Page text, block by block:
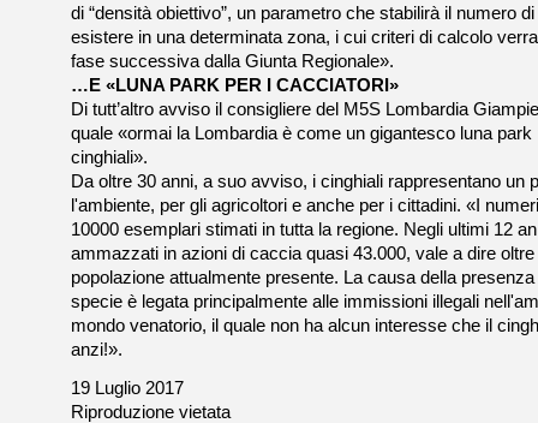
di “densità obiettivo”, un parametro che stabilirà il numero
esistere in una determinata zona, i cui criteri di calcolo
fase successiva dalla Giunta Regionale».
…E «LUNA PARK PER I CACCIATORI»
Di tutt’altro avviso il consigliere del M5S Lombardia
quale «ormai la Lombardia è come un gigantesco luna
cinghiali».
Da oltre 30 anni, a suo avviso, i cinghiali rappresentano un
l'ambiente, per gli agricoltori e anche per i cittadini. «I
10000 esemplari stimati in tutta la regione. Negli ultimi 12
ammazzati in azioni di caccia quasi 43.000, vale a dire
popolazione attualmente presente. La causa della
specie è legata principalmente alle immissioni illegali
mondo venatorio, il quale non ha alcun interesse che il
anzi!».
19 Luglio 2017
Riproduzione vietata